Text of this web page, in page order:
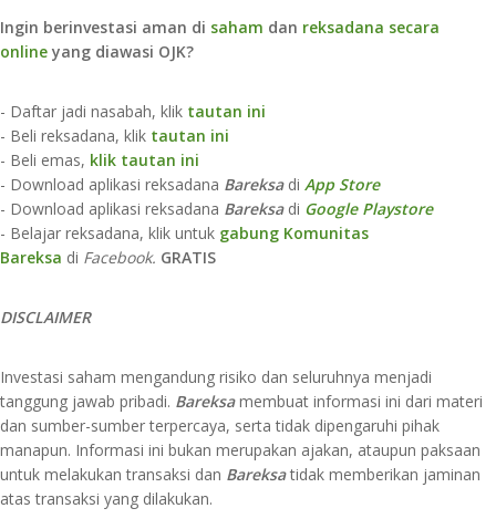
Ingin berinvestasi aman di saham dan reksadana secara
online yang diawasi OJK?
- Daftar jadi nasabah, klik tautan ini
- Beli reksadana, klik tautan ini
- Beli emas, klik tautan ini
- Download aplikasi reksadana Bareksa di App Store​
- Download aplikasi reksadana Bareksa di Google Playstore
- Belajar reksadana, klik untuk gabung Komunitas
Bareksa di Facebook. GRATIS
DISCLAIMER​​​​​
Investasi saham mengandung risiko dan seluruhnya menjadi
tanggung jawab pribadi. Bareksamembuat informasi ini dari materi
dan sumber-sumber terpercaya, serta tidak dipengaruhi pihak
manapun. Informasi ini bukan merupakan ajakan, ataupun paksaan
untuk melakukan transaksi dan Bareksatidak memberikan jaminan
atas transaksi yang dilakukan.